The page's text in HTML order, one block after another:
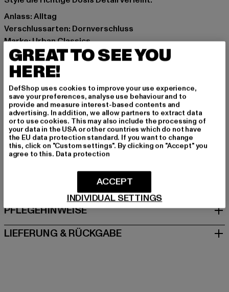
Anlass: Alltag
Verschlussarten: Dornverschluss
Marke: Urban Classics
Kat.: Accessoires
Farbe: braun
Hersteller Farbe: brown/silver
Materialzusammensetzung: 100% Polyurethan
Art.Nr: TB7217-04594
Hersteller: TB International GmbH |info@tbint.de
Dr.-Robert-Murjahn-Straße 7 | 64372 Ober-Ramstadt |
DE
GRÖSSE & PASSFORM
PFLEGEHINWEISE
LIEFERUNG & RÜCKGABE
GREAT TO SEE YOU
HERE!
DefShop uses cookies to improve your use experience,
save your preferences, analyse use behaviour and to
provide and measure interest-based contents and
advertising. In addition, we allow partners to extract data
or to use cookies. This may also include the processing of
your data in the USA or other countries which do not have
the EU data protection standard. If you want to change
this, click on "Custom settings". By clicking on "Accept" you
agree to this. Data protection
INDIVIDUAL SETTINGS
ACCEPT